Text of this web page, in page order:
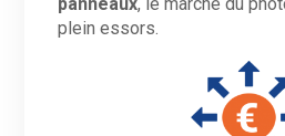
panneaux, le marché du
plein essors.